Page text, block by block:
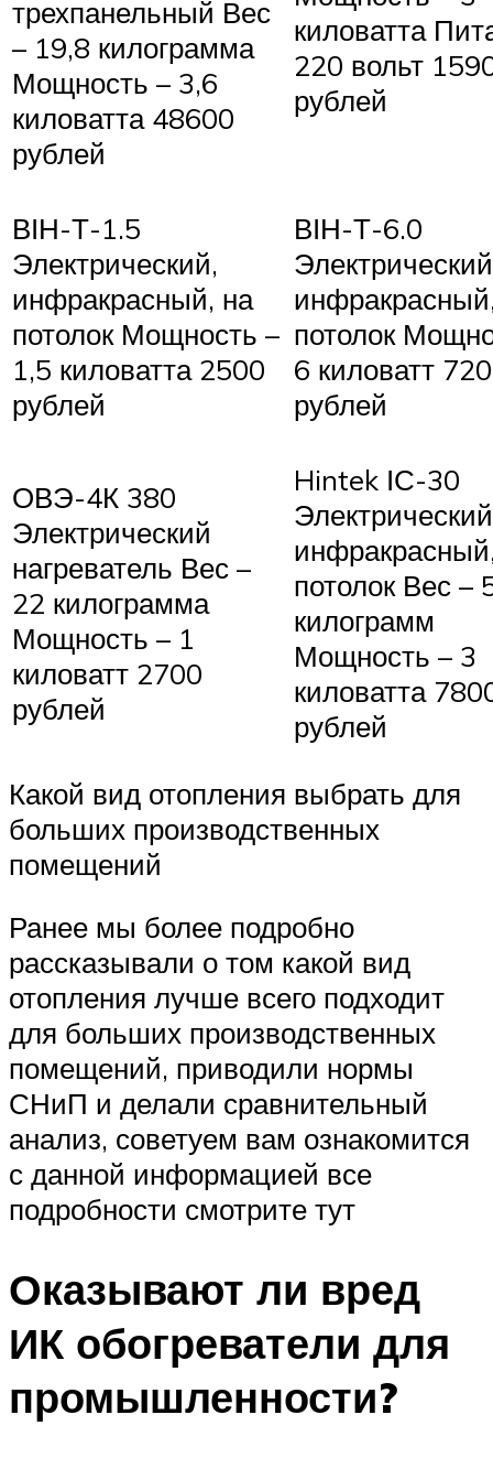
трехпанельный Вес
– 19,8 килограмма
Мощность – 3,6
киловатта 48600
рублей
киловатта
220 вольт
рублей
ВІН-Т-1.5
Электрический,
инфракрасный, на
потолок Мощность –
1,5 киловатта 2500
рублей
ВІН-Т-6.0
потолок
6 киловатт
рублей
ОВЭ-4К 380
Электрический
нагреватель Вес –
22 килограмма
Мощность – 1
киловатт 2700
рублей
Hintek ІС-30
потолок Вес –
килограмм
Мощность – 3
киловатта
рублей
Какой вид отопления выбрать для
больших производственных
помещений
Ранее мы более подробно
рассказывали о том какой вид
отопления лучше всего подходит
для больших производственных
помещений, приводили нормы
СНиП и делали сравнительный
анализ, советуем вам ознакомится
с данной информацией все
подробности смотрите тут
Оказывают ли вред
ИК обогреватели для
промышленности?